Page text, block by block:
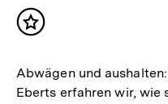
Inhalt
Abwägen und
Eberts erfahren wir, wie